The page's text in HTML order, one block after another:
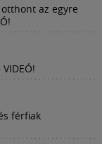
az egyre
férfiak